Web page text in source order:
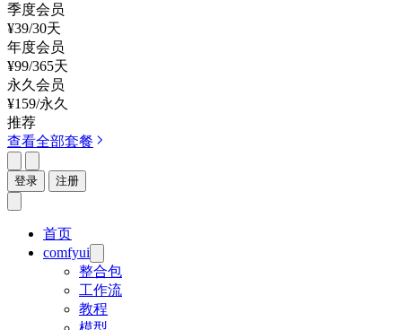
季度会员
¥39/30天
年度会员
¥99/365天
永久会员
¥159/永久
推荐
查看全部套餐
登录 注册
首页
comfyui
整合包
工作流
教程